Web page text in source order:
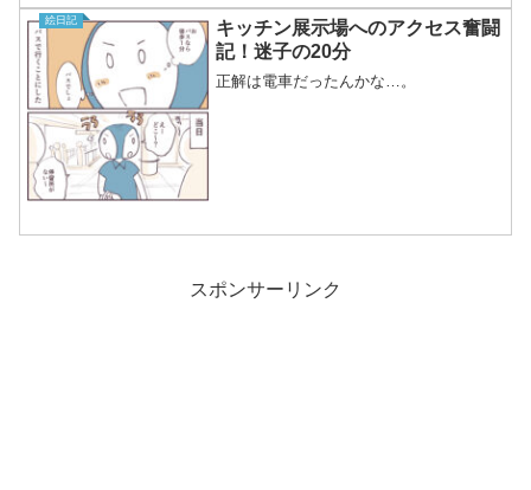
絵日記
キッチン展示場へのアクセス奮闘
記！迷子の20分
正解は電車だったんかな…。
スポンサーリンク